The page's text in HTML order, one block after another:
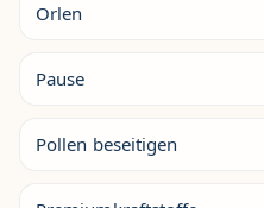
Orlen
Pause
Pollen beseitigen